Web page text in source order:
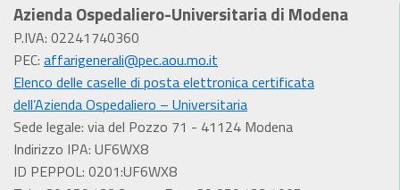
Azienda Ospedaliero-Universitaria di Modena
P.IVA: 02241740360
PEC: affarigenerali@pec.aou.mo.it
Elenco delle caselle di posta elettronica certificata
dell’Azienda Ospedaliero – Universitaria
Sede legale: via del Pozzo 71 - 41124 Modena
Indirizzo IPA: UF6WX8
ID PEPPOL: 0201:UF6WX8